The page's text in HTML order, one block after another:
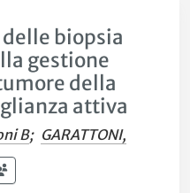
delle biopsia
gestione
della
attiva
B; GARATTONI,